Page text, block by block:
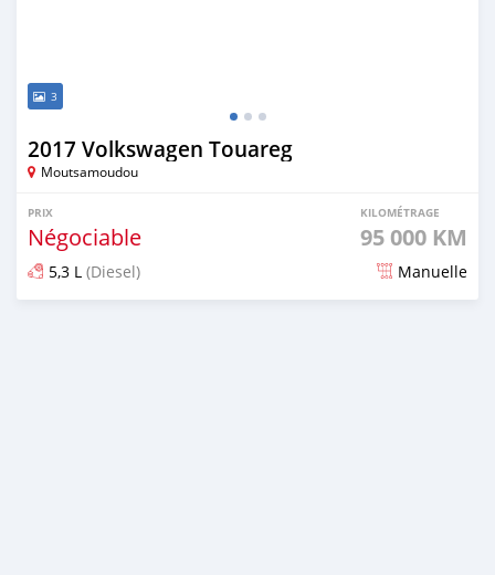
3
2017 Volkswagen Touareg
Moutsamoudou
PRIX
Négociable
KILOMÉTRAGE
95 000 KM
5,3 L (Diesel) Manuelle